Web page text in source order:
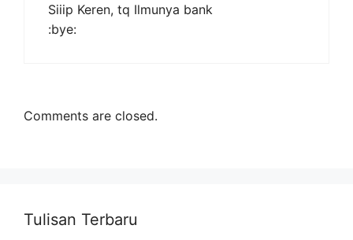
Siiip Keren, tq Ilmunya bank
:bye:
Comments are closed.
Tulisan Terbaru